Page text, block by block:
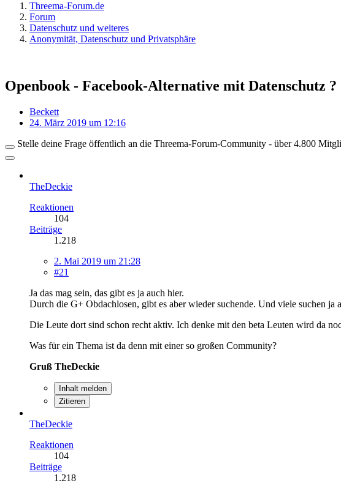
Threema-Forum.de
Forum
Datenschutz und weiteres
Anonymität, Datenschutz und Privatsphäre
Openbook - Facebook-Alternative mit Datenschutz ?
Beckett
24. März 2019 um 12:16
Stelle deine Frage öffentlich an die Threema-Forum-Community - über 4.800
TheDeckie
Reaktionen
104
Beiträge
1.218
2. Mai 2019 um 21:28
#21
Ja das mag sein, das gibt es ja auch hier.
Durch die G+ Obdachlosen, gibt es aber wieder suchende. Und viele suchen ja
Die Leute dort sind schon recht aktiv. Ich denke mit den beta Leuten wird da
Was für ein Thema ist da denn mit einer so großen Community?
Gruß TheDeckie
Inhalt melden
Zitieren
TheDeckie
Reaktionen
104
Beiträge
1.218